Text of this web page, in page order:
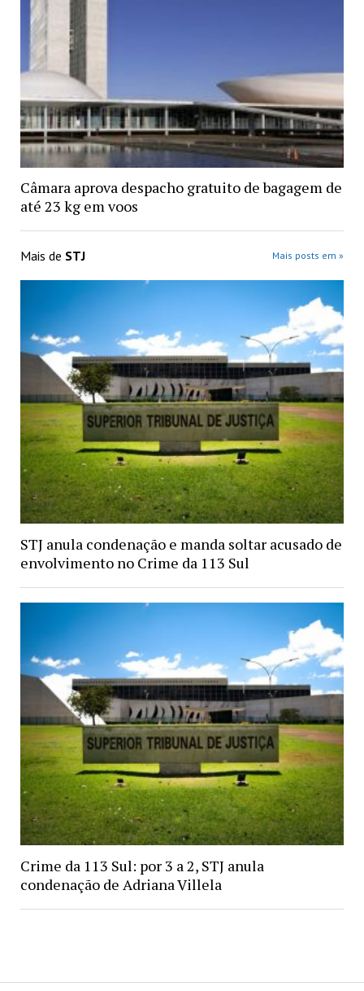
Câmara aprova despacho gratuito de bagagem de
até 23 kg em voos
Mais de STJ Mais posts em »
STJ anula condenação e manda soltar acusado de
envolvimento no Crime da 113 Sul
Crime da 113 Sul: por 3 a 2, STJ anula
condenação de Adriana Villela